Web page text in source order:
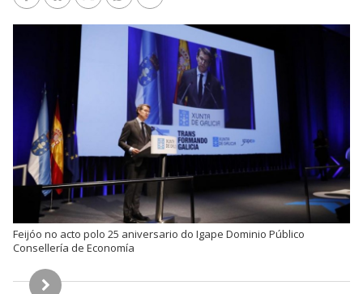
Facebook
BlueskyTwitter/XWhatsAppEnviar un e-mail
Feijóo no acto polo 25 aniversario do Igape Dominio Público
Consellería de Economía